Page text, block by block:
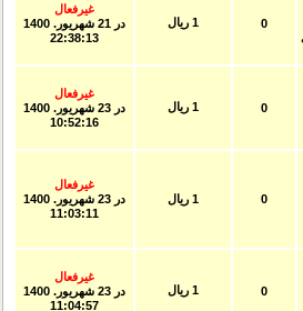
غیرفعال
در
21 شهريور. 1400
22:38:13
غیرفعال
در
23 شهريور. 1400
10:52:16
غیرفعال
در
23 شهريور. 1400
11:03:11
غیرفعال
در
23 شهريور. 1400
11:04:57